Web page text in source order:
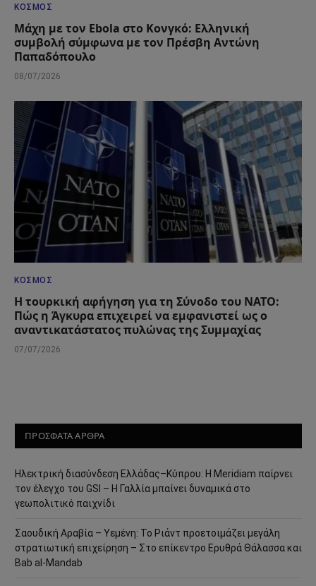
ΚΌΣΜΟΣ
Μάχη με τον Ebola στο Κονγκό: Ελληνική
συμβολή σύμφωνα με τον Πρέσβη Αντώνη
Παπαδόπουλο
08/07/2026
ΚΌΣΜΟΣ
Η τουρκική αφήγηση για τη Σύνοδο του ΝΑΤΟ:
Πώς η Άγκυρα επιχειρεί να εμφανιστεί ως ο
αναντικατάστατος πυλώνας της Συμμαχίας
07/07/2026
ΠΡΟΣΦΑΤΑ ΑΡΘΡΑ
Ηλεκτρική διασύνδεση Ελλάδας–Κύπρου: Η Meridiam παίρνει
τον έλεγχο του GSI – Η Γαλλία μπαίνει δυναμικά στο
γεωπολιτικό παιχνίδι
Σαουδική Αραβία – Υεμένη: Το Ριάντ προετοιμάζει μεγάλη
στρατιωτική επιχείρηση – Στο επίκεντρο Ερυθρά Θάλασσα και
Bab al-Mandab